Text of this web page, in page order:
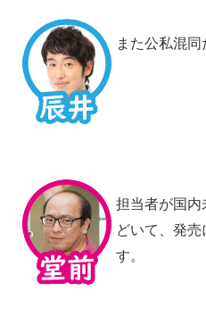
また公私混同
担当者が国内
どいて、発売
す。